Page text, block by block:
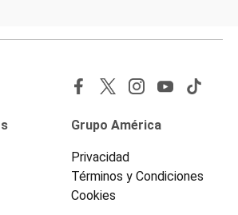
Grupo América
Privacidad
Términos y Condiciones
Cookies